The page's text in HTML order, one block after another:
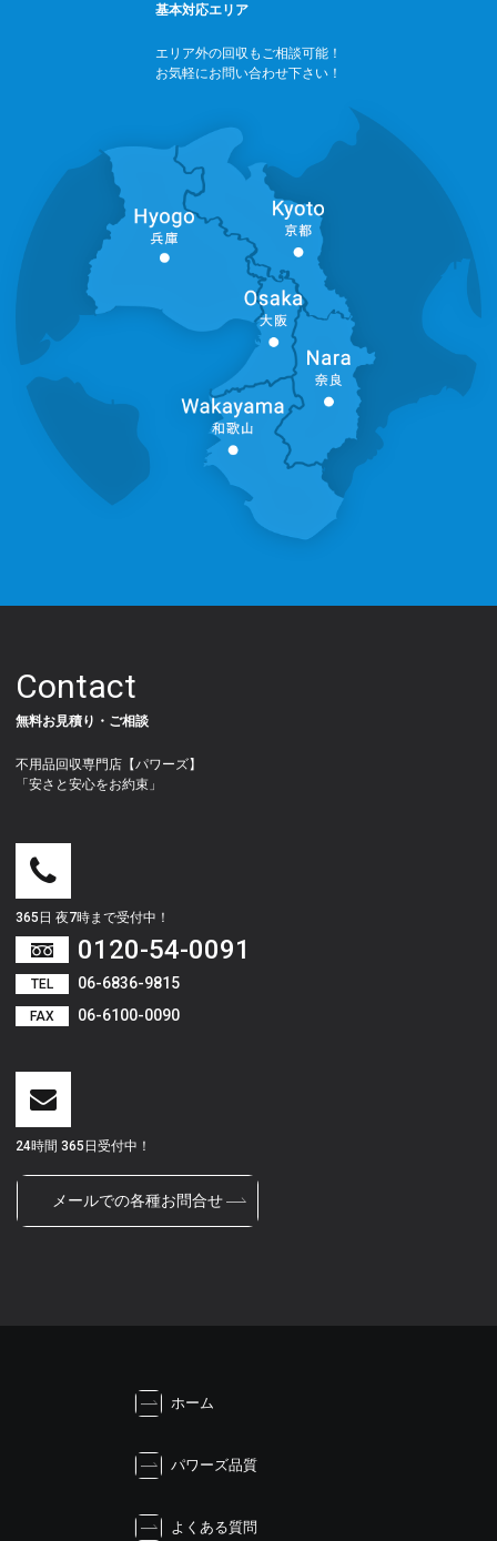
基本対応エリア
エリア外の回収もご相談可能！
お気軽にお問い合わせ下さい！
Contact
無料お見積り・ご相談
不用品回収専門店【パワーズ】
「安さと安心をお約束」
365日 夜7時まで受付中！
0120-54-0091
TEL 06-6836-9815
FAX 06-6100-0090
24時間 365日受付中！
メールでの各種お問合せ
ホーム
パワーズ品質
よくある質問